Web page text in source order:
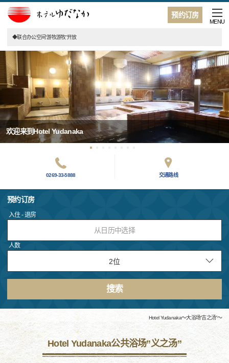
预约订房
MENU
◆联合办公空间“游牧游牧”开放
欢迎来到Hotel Yudanaka
0269-33-5888 交通路线
预约订房
入住 - 退房
从日历中选择
人数
搜索
Hotel Yudanaka～大浴场“吉之汤”～
Hotel Yudanaka公共浴场”义之汤”